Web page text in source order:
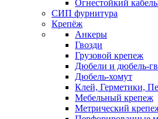
Огнестойкий
СИП фурнитура
Крепёж
Анкеры
Гвозди
Грузовой крепеж
Дюбели и дюбель-
Дюбель-хомут
Клей, Герметики,
Мебельный крепеж
Метрический